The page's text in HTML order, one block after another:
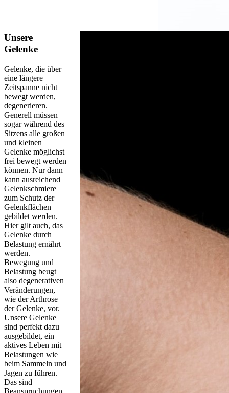
Unsere
Gelenke
Gelenke, die über
eine längere
Zeitspanne nicht
bewegt werden,
degenerieren.
Generell müssen
sogar während des
Sitzens alle großen
und kleinen
Gelenke möglichst
frei bewegt werden
können. Nur dann
kann ausreichend
Gelenkschmiere
zum Schutz der
Gelenkflächen
gebildet werden.
Hier gilt auch, das
Gelenke durch
Belastung ernährt
werden.
Bewegung und
Belastung beugt
also degenerativen
Veränderungen,
wie der Arthrose
der Gelenke, vor.
Unsere Gelenke
sind perfekt dazu
ausgebildet, ein
aktives Leben mit
Belastungen wie
beim Sammeln und
Jagen zu führen.
Das sind
Beanspruchungen